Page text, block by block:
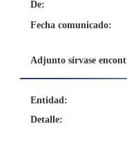
De:
Fecha comunicado:
Adjunto sírvase
Entidad:
Detalle: